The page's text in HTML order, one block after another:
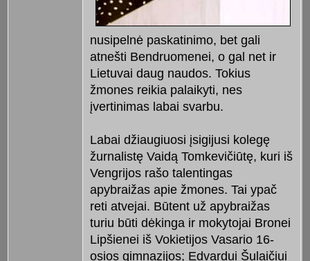
nusipelnė paskatinimo, bet gali
atnešti Bendruomenei, o gal net ir
Lietuvai daug naudos. Tokius
žmones reikia palaikyti, nes
įvertinimas labai svarbu.
Labai džiaugiuosi įsigijusi kolegę
žurnalistę Vaidą Tomkevičiūtę, kuri iš
Vengrijos rašo talentingas
apybraižas apie žmones. Tai ypač
reti atvejai. Būtent už apybraižas
turiu būti dėkinga ir mokytojai Bronei
Lipšienei iš Vokietijos Vasario 16-
osios gimnazijos; Edvardui Šulaičiui